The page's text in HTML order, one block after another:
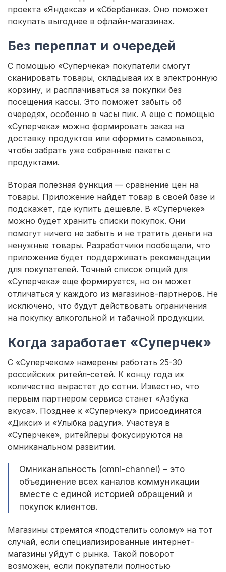
проекта «Яндекса» и «Сбербанка». Оно поможет
покупать выгоднее в офлайн-магазинах.
Без переплат и очередей
С помощью «Суперчека» покупатели смогут
сканировать товары, складывая их в электронную
корзину, и расплачиваться за покупки без
посещения кассы. Это поможет забыть об
очередях, особенно в часы пик. А еще с помощью
«Суперчека» можно формировать заказ на
доставку продуктов или оформить самовывоз,
чтобы забрать уже собранные пакеты с
продуктами.
Вторая полезная функция — сравнение цен на
товары. Приложение найдет товар в своей базе и
подскажет, где купить дешевле. В «Суперчеке»
можно будет хранить списки покупок. Они
помогут ничего не забыть и не тратить деньги на
ненужные товары. Разработчики пообещали, что
приложение будет поддерживать рекомендации
для покупателей. Точный список опций для
«Суперчека» еще формируется, но он может
отличаться у каждого из магазинов-партнеров. Не
исключено, что будут действовать ограничения
на покупку алкогольной и табачной продукции.
Когда заработает «Суперчек»
С «Суперчеком» намерены работать 25-30
российских ритейл-сетей. К концу года их
количество вырастет до сотни. Известно, что
первым партнером сервиса станет «Азбука
вкуса». Позднее к «Суперчеку» присоединятся
«Дикси» и «Улыбка радуги». Участвуя в
«Суперчеке», ритейлеры фокусируются на
омниканальном развитии.
Омниканальность (omni-channel) – это
объединение всех каналов коммуникации
вместе с единой историей обращений и
покупок клиентов.
Магазины стремятся «подстелить солому» на тот
случай, если специализированные интернет-
магазины уйдут с рынка. Такой поворот
возможен, если покупатели полностью